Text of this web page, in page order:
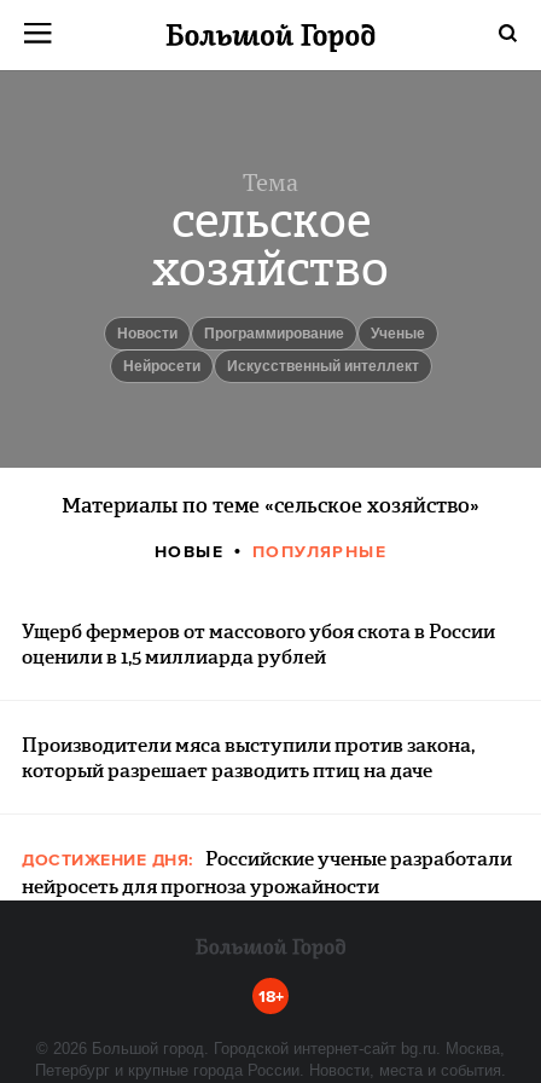
Тема
сельское
хозяйство
новости Программирование
Ученые
нейросети
искусственный интеллект
Материалы по теме «сельское хозяйство»
НОВЫЕ ПОПУЛЯРНЫЕ
Ущерб фермеров от массового убоя скота в России
оценили в 1,5 миллиарда рублей
Производители мяса выступили против закона,
который разрешает разводить птиц на даче
ДОСТИЖЕНИЕ ДНЯ:
Российские ученые разработали
нейросеть для прогноза урожайности
18+
© 2026 Большой город. Городской интернет-сайт bg.ru. Москва,
Петербург и крупные города России. Новости, места и события.